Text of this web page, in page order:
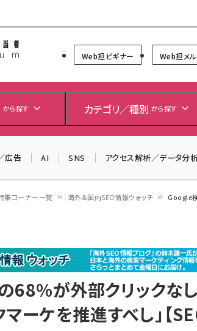
Web担当者Forum
Web担ビギナー Web担メ
から探す カテゴリ／種別 から探す
広告 AI SNS アクセス解析／データ分
集コーナー一覧 海外&国内SEO情報ウォッチ Google検
が外部クリックなし
マーケを推進すべし」【
＼ 読者アンケートにご協力
7月24日で創刊20周年。ご
▼アンケートページはこち